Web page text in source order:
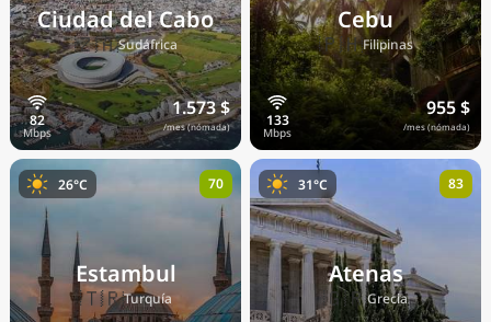
Ciudad del Cabo
🇿🇦Sudáfrica
1.573 $
/mes (nómada)
Cebu
🇵🇭Filipinas
955 $
/mes (nómada)
Estambul
🇹🇷Turquía
26°C 70
Atenas
🇬🇷Grecia
31°C 83